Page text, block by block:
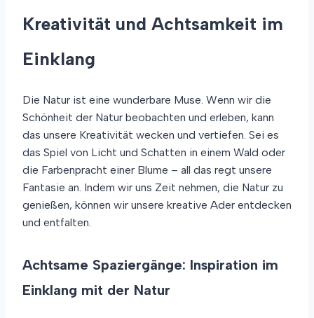
Kreativität und Achtsamkeit im
Einklang
Die Natur ist eine wunderbare Muse. Wenn wir die
Schönheit der Natur beobachten und erleben, kann
das unsere Kreativität wecken und vertiefen. Sei es
das Spiel von Licht und Schatten in einem Wald oder
die Farbenpracht einer Blume – all das regt unsere
Fantasie an. Indem wir uns Zeit nehmen, die Natur zu
genießen, können wir unsere kreative Ader entdecken
und entfalten.
Achtsame Spaziergänge: Inspiration im
Einklang mit der Natur